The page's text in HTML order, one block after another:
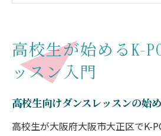
未経験からK-POPを楽
の選び方
力徹底解説
未経験でも安心な大阪のK-
高校生が始めるK-
ッスン入門
高校生向けダンスレッスンの始
高校生が大阪府大阪市大正区でK-